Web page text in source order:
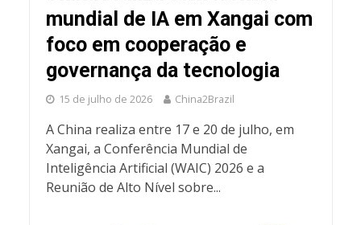
mundial de IA em Xangai com
foco em cooperação e
governança da tecnologia
15 de julho de 2026 China2Brazil
A China realiza entre 17 e 20 de julho, em
Xangai, a Conferência Mundial de
Inteligência Artificial (WAIC) 2026 e a
Reunião de Alto Nível sobre...